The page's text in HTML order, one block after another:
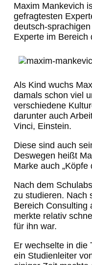
Maxim Mankevich
gefragtesten
deutsch-
Experte im
Als Kind wuchs
damals schon viel
verschiedene
darunter auch
Vinci, Einstein.
Diese sind auch
Deswegen heißt
Marke auch „Köpfe
Nach dem
zu studieren. Nach
Bereich Consulting
merkte relativ
für ihn war.
Er wechselte in die
ein Studienleiter